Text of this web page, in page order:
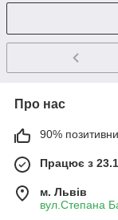
Про нас
90%
Працює з
м. Львів
вул.Степана